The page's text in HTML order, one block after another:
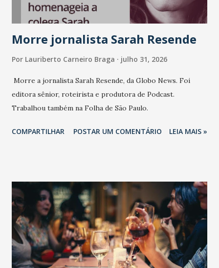
marcas, pessoas e mercado", afirma Tamires So...
Morre jornalista Sarah Resende
Por Lauriberto Carneiro Braga julho 31, 2026
Morre a jornalista Sarah Resende, da Globo News. Foi
editora sênior, roteirista e produtora de Podcast.
Trabalhou também na Folha de São Paulo.
COMPARTILHAR POSTAR UM COMENTÁRIO LEIA MAIS »